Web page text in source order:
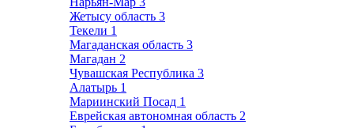
Жетысу область 3
Текели 1
Магаданская область 3
Магадан 2
Чувашская Республика 3
Алатырь 1
Мариинский Посад 1
Еврейская автономная область 2